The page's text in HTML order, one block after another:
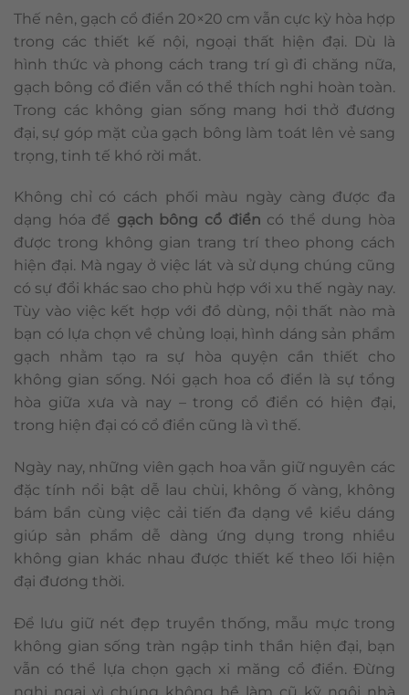
Thế nên, gạch cổ điển 20×20 cm vẫn cực kỳ hòa hợp
trong các thiết kế nội, ngoại thất hiện đại. Dù là
hình thức và phong cách trang trí gì đi chăng nữa,
gạch bông cổ điển vẫn có thể thích nghi hoàn toàn.
Trong các không gian sống mang hơi thở đương
đại, sự góp mặt của gạch bông làm toát lên vẻ sang
trọng, tinh tế khó rời mắt.
Không chỉ có cách phối màu ngày càng được đa
dạng hóa để gạch bông cổ điển có thể dung hòa
được trong không gian trang trí theo phong cách
hiện đại. Mà ngay ở việc lát và sử dụng chúng cũng
có sự đổi khác sao cho phù hợp với xu thế ngày nay.
Tùy vào việc kết hợp với đồ dùng, nội thất nào mà
bạn có lựa chọn về chủng loại, hình dáng sản phẩm
gạch nhằm tạo ra sự hòa quyện cần thiết cho
không gian sống. Nói gạch hoa cổ điển là sự tổng
hòa giữa xưa và nay – trong cổ điển có hiện đại,
trong hiện đại có cổ điển cũng là vì thế.
Ngày nay, những viên gạch hoa vẫn giữ nguyên các
đặc tính nổi bật dễ lau chùi, không ố vàng, không
bám bẩn cùng việc cải tiến đa dạng về kiểu dáng
giúp sản phẩm dễ dàng ứng dụng trong nhiều
không gian khác nhau được thiết kế theo lối hiện
đại đương thời.
Để lưu giữ nét đẹp truyền thống, mẫu mực trong
không gian sống tràn ngập tinh thần hiện đại, bạn
vẫn có thể lựa chọn gạch xi măng cổ điển. Đừng